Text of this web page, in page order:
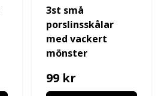
3st små
porslinsskålar
med vackert
mönster
99 kr